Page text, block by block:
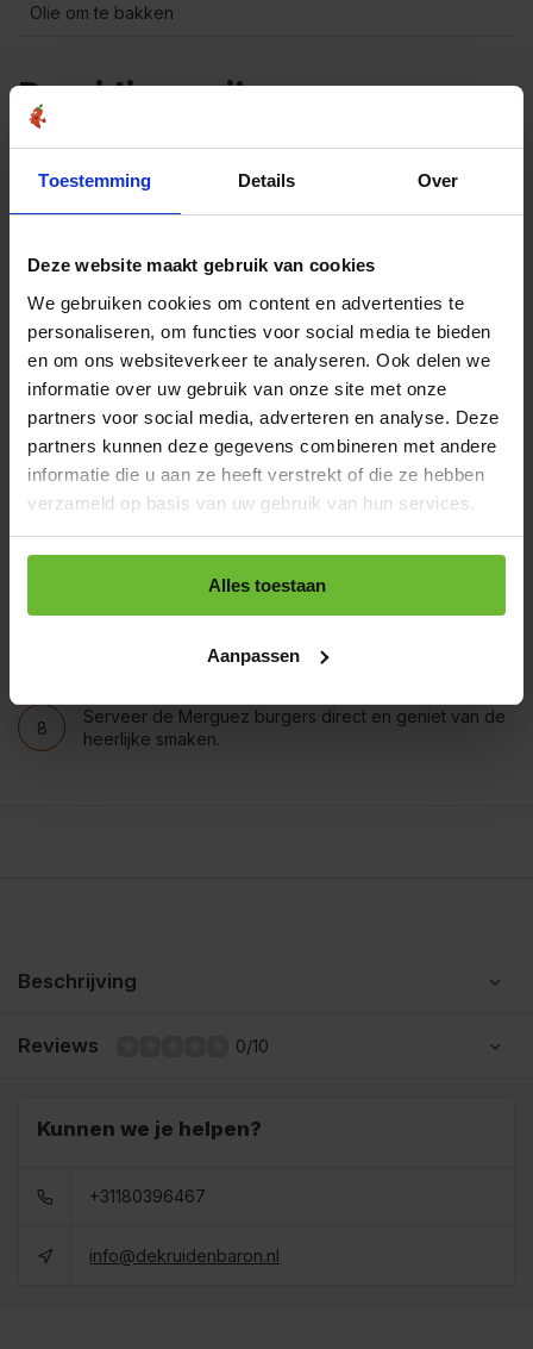
Toestemming Details Over
Deze website maakt gebruik van cookies
We gebruiken cookies om content en advertenties te
personaliseren, om functies voor social media te bieden
en om ons websiteverkeer te analyseren. Ook delen we
informatie over uw gebruik van onze site met onze
partners voor social media, adverteren en analyse. Deze
partners kunnen deze gegevens combineren met andere
informatie die u aan ze heeft verstrekt of die ze hebben
verzameld op basis van uw gebruik van hun services.
Alles toestaan
Aanpassen
Olie om te bakken
Bereidingswijze
een kom. Voeg zout en peper toe naar smaak. Kneed
het gehakt goed door, zodat de kruiden gelijkmatig
2
burgers van, ongeveer even groot als de
3
Verhit een beetje olie in een grillpan of koekenpan op
middelhoog vuur. Bak de burgers ongeveer 4-5
minuten aan elke kant, of tot ze mooi bruin en gaar
zijn.
4
Meng de mayonaise en Harissa pasta in een kleine
kom om de pittige Harissa mayo te maken.
5
Snijd de hamburgerbroodjes doormidden en grill ze
lepel Harissa mayo. Leg hier de Merguez burger op
Voeg plakjes rode ui en een handvol rucola toe en
8
Serveer de Merguez burgers direct en geniet van de
heerlijke smaken.
Beschrijving
Reviews 0/10
Kunnen we je helpen?
+31180396467
info@dekruidenbaron.nl